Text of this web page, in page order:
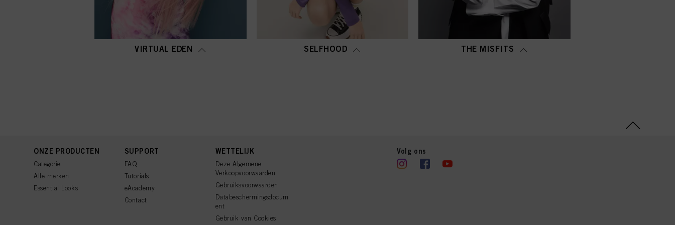
VIRTUAL EDEN SELFHOOD THE MISFITS
ONZE PRODUCTEN
Categorie
Alle merken
Essential Looks
SUPPORT
FAQ
Tutorials
eAcademy
Contact
WETTELIJK
Deze Algemene
Verkoopvoorwaarden
Gebruiksvoorwaarden
Databeschermingsdocum
ent
Gebruik van Cookies
Volg ons